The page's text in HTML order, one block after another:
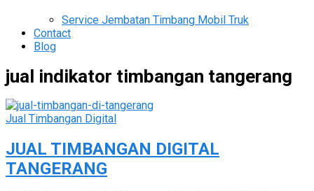
Service Jembatan Timbang Mobil Truk
Contact
Blog
jual indikator timbangan tangerang
Jual Timbangan Digital
JUAL TIMBANGAN DIGITAL
TANGERANG